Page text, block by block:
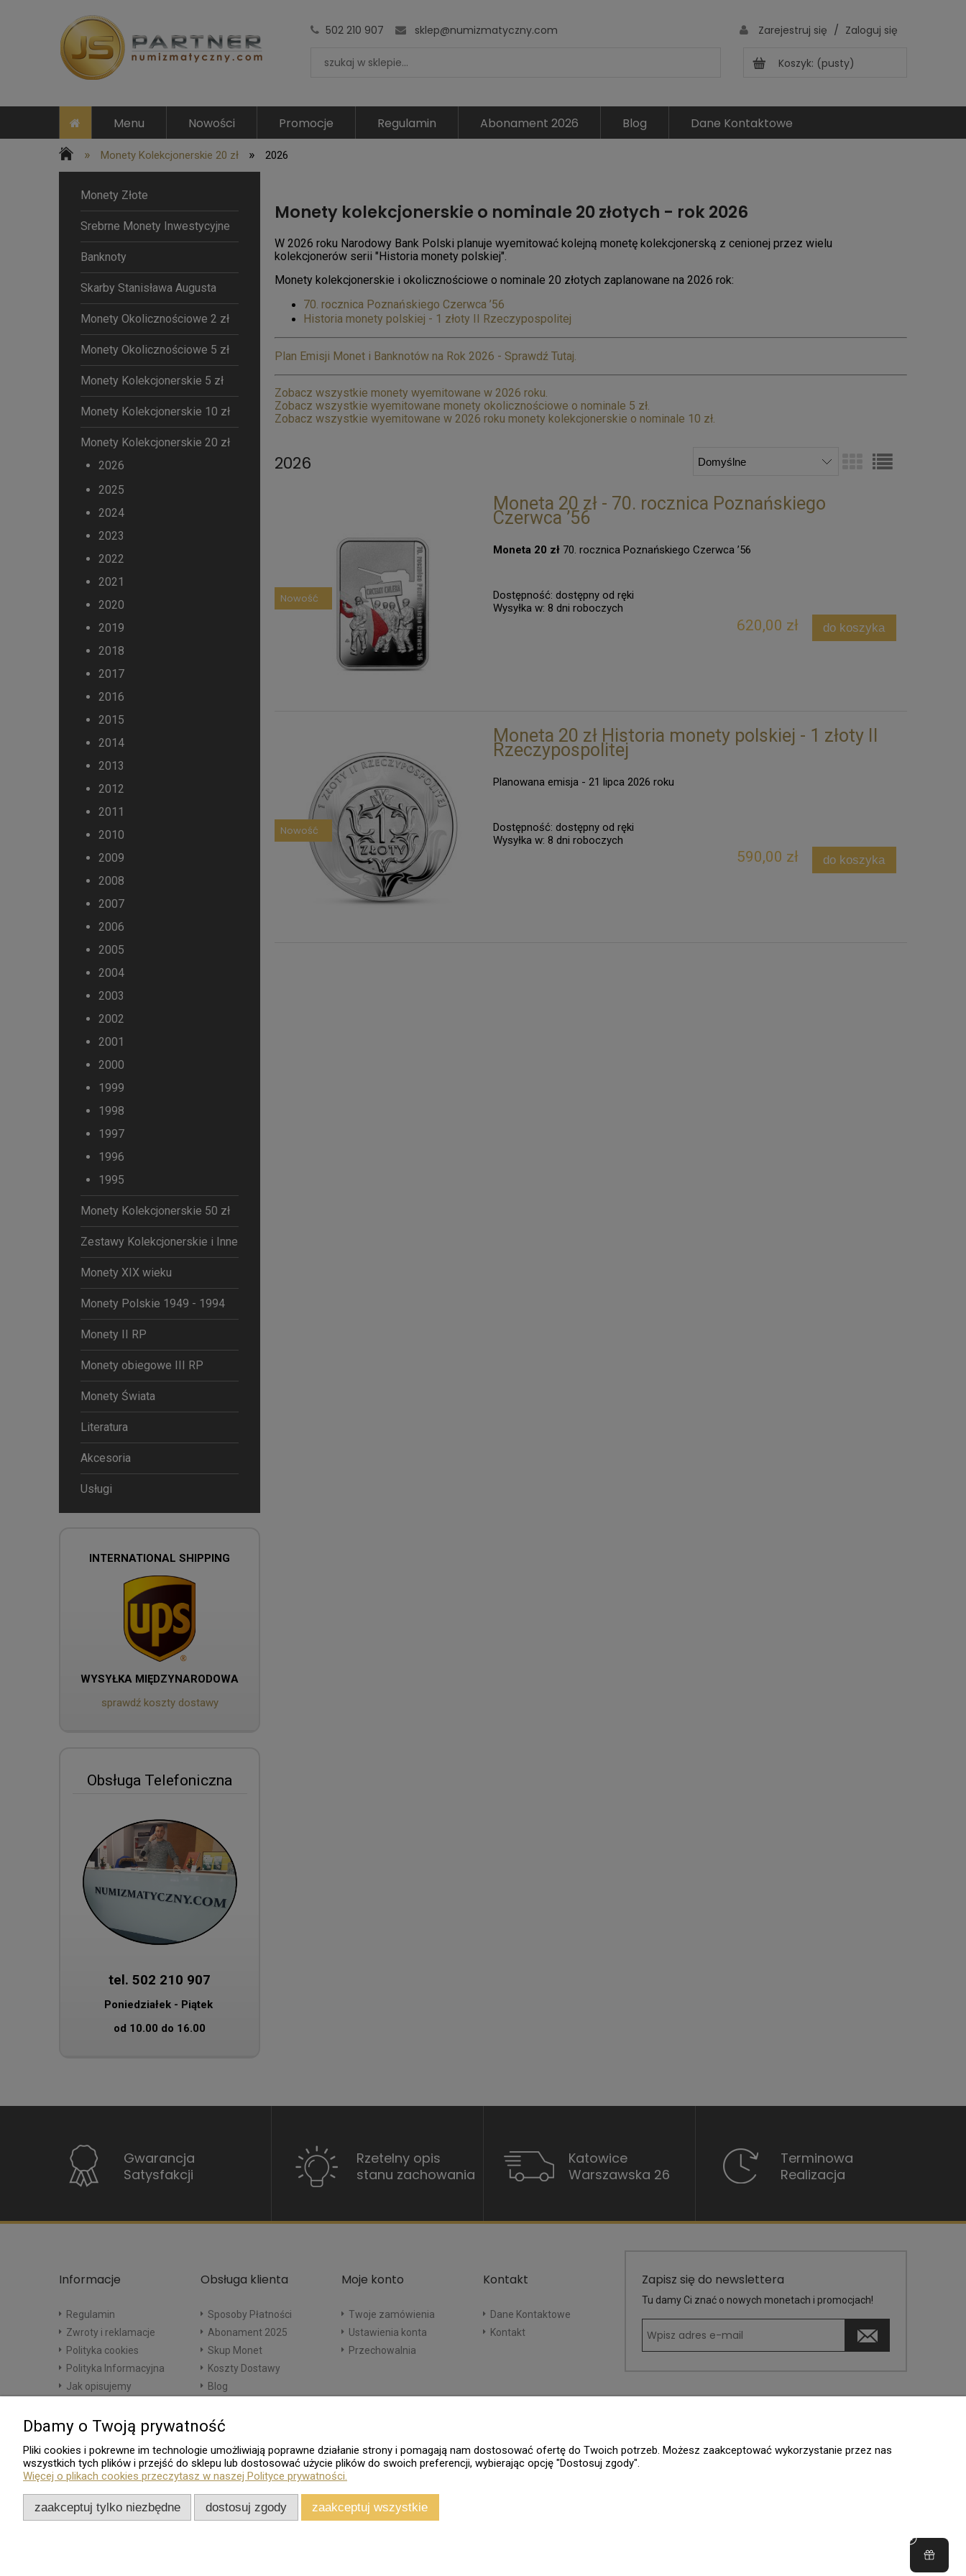
502 210 907 sklep@numizmatyczny.com Zarejestruj się / Zaloguj się
Koszyk: (pusty)
Menu Nowości Promocje Regulamin Abonament 2026 Blog Dane Kontaktowe
» Monety Kolekcjonerskie 20 zł » 2026
Monety Złote
Srebrne Monety Inwestycyjne
Banknoty
Skarby Stanisława Augusta
Monety Okolicznościowe 2 zł
Monety Okolicznościowe 5 zł
Monety Kolekcjonerskie 5 zł
Monety Kolekcjonerskie 10 zł
Monety Kolekcjonerskie 20 zł
2026
2025
2024
2023
2022
2021
2020
2019
2018
2017
2016
2015
2014
2013
2012
2011
2010
2009
2008
2007
2006
2005
2004
2003
2002
2001
2000
1999
1998
1997
1996
1995
Monety Kolekcjonerskie 50 zł
Zestawy Kolekcjonerskie i Inne
Monety XIX wieku
Monety Polskie 1949 - 1994
Monety II RP
Monety obiegowe III RP
Monety Świata
Literatura
Akcesoria
Usługi
INTERNATIONAL SHIPPING
WYSYŁKA MIĘDZYNARODOWA
sprawdź koszty dostawy
Obsługa Telefoniczna
tel. 502 210 907
Poniedziałek - Piątek
od 10.00 do 16.00
Monety kolekcjonerskie o nominale 20 złotych - rok 2026
W 2026 roku Narodowy Bank Polski planuje wyemitować kolejną monetę kolekcjonerską z cenionej przez wielu
kolekcjonerów serii "Historia monety polskiej".
Monety kolekcjonerskie i okolicznościowe o nominale 20 złotych zaplanowane na 2026 rok:
70. rocznica Poznańskiego Czerwca ’56
Historia monety polskiej - 1 złoty II Rzeczypospolitej
Plan Emisji Monet i Banknotów na Rok 2026 - Sprawdź Tutaj.
Zobacz wszystkie monety wyemitowane w 2026 roku.
Zobacz wszystkie wyemitowane monety okolicznościowe o nominale 5 zł.
Zobacz wszystkie wyemitowane w 2026 roku monety kolekcjonerskie o nominale 10 zł.
2026
Moneta 20 zł - 70. rocznica Poznańskiego
Czerwca ’56
Moneta 20 zł 70. rocznica Poznańskiego Czerwca ’56
Dostępność: dostępny od ręki
Wysyłka w: 8 dni roboczych
620,00 zł do koszyka
Nowość
Moneta 20 zł Historia monety polskiej - 1 złoty II
Rzeczypospolitej
Planowana emisja - 21 lipca 2026 roku
Dostępność: dostępny od ręki
Wysyłka w: 8 dni roboczych
590,00 zł do koszyka
Nowość
Gwarancja
Satysfakcji
Rzetelny opis
stanu zachowania
Katowice
Warszawska 26
Terminowa
Realizacja
Informacje
Regulamin
Zwroty i reklamacje
Polityka cookies
Polityka Informacyjna
Jak opisujemy
Obsługa klienta
Sposoby Płatności
Abonament 2025
Skup Monet
Koszty Dostawy
Blog
Moje konto
Twoje zamówienia
Ustawienia konta
Przechowalnia
Kontakt
Dane Kontaktowe
Kontakt
Zapisz się do newslettera
Tu damy Ci znać o nowych monetach i promocjach!
Dbamy o Twoją prywatność
Pliki cookies i pokrewne im technologie umożliwiają poprawne działanie strony i pomagają nam dostosować ofertę do Twoich potrzeb. Możesz zaakceptować wykorzystanie przez nas
wszystkich tych plików i przejść do sklepu lub dostosować użycie plików do swoich preferencji, wybierając opcję "Dostosuj zgody".
Więcej o plikach cookies przeczytasz w naszej Polityce prywatności.
zaakceptuj tylko niezbędne dostosuj zgody zaakceptuj wszystkie